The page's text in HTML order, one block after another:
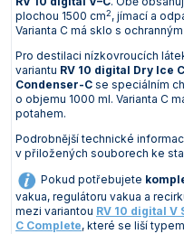
plochou 1500 cm2, jímací a
Varianta C má sklo s
Pro destilaci nízkovroucích
variantu RV 10 digital Dry Ice
Condenser-C se speciálním
o objemu 1000 ml. Varianta C
potahem.
Podrobnější technické
v přiložených souborech ke
Pokud potřebujete
vakua, regulátoru vakua a
mezi variantou RV 10 digital V
C Complete, které se liší